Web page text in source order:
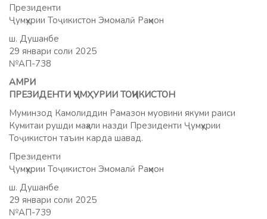
Президенти
Ҷумҳурии Тоҷикистон Эмомалӣ Раҳмон
ш. Душанбе
29 январи соли 2025
№АП-738
АМРИ
ПРЕЗИДЕНТИ ҶУМҲУРИИ ТОҶИКИСТОН
Муминзод Камолиддин Рамазон муовини якуми раиси
Кумитаи рушди маҳали назди Президенти Ҷумҳурии
Тоҷикистон таъин карда шавад.
Президенти
Ҷумҳурии Тоҷикистон Эмомалӣ Раҳмон
ш. Душанбе
29 январи соли 2025
№АП-739